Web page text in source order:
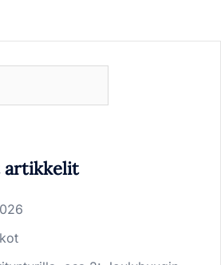
artikkelit